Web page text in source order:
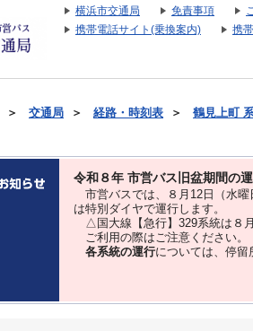
横浜市交通局 免責事項
携帯電話サイト(乗換案内)
携
＞ 交通局 ＞ 経路・時刻表 ＞ 鶴見上町
令和８年 市営バス旧盆期間の
市営バスでは、８⽉12⽇（水曜
は特別ダイヤで運⾏します。
△国大線【急行】329系統は８月
ご利用の際はご注意ください。
各系統の運行については、停留